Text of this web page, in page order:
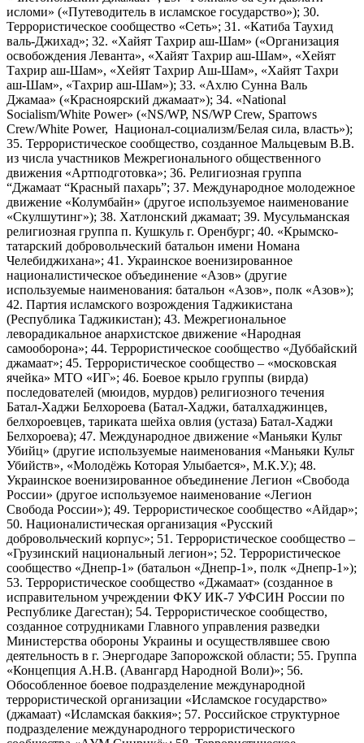
исломи» («Путеводитель в исламское государство»); 30.
Террористическое сообщество «Сеть»; 31. «Катиба Таухид
валь-Джихад»; 32. «Хайят Тахрир аш-Шам» («Организация
освобождения Леванта», «Хайят Тахрир аш-Шам», «Хейят
Тахрир аш-Шам», «Хейят Тахрир Аш-Шам», «Хайят Тахри
аш-Шам», «Тахрир аш-Шам»); 33. «Ахлю Сунна Валь
Джамаа» («Красноярский джамаат»); 34. «National
Socialism/White Power» («NS/WP, NS/WP Crew, Sparrows
Crew/White Power, Национал-социализм/Белая сила, власть»);
35. Террористическое сообщество, созданное Мальцевым В.В.
из числа участников Межрегионального общественного
движения «Артподготовка»; 36. Религиозная группа
“Джамаат “Красный пахарь”; 37. Международное молодежное
движение «Колумбайн» (другое используемое наименование
«Скулшутинг»); 38. Хатлонский джамаат; 39. Мусульманская
религиозная группа п. Кушкуль г. Оренбург; 40. «Крымско-
татарский добровольческий батальон имени Номана
Челебиджихана»; 41. Украинское военизированное
националистическое объединение «Азов» (другие
используемые наименования: батальон «Азов», полк «Азов»);
42. Партия исламского возрождения Таджикистана
(Республика Таджикистан); 43. Межрегиональное
леворадикальное анархистское движение «Народная
самооборона»; 44. Террористическое сообщество «Дуббайский
джамаат»; 45. Террористическое сообщество – «московская
ячейка» МТО «ИГ»; 46. Боевое крыло группы (вирда)
последователей (мюидов, мурдов) религиозного течения
Батал-Хаджи Белхороева (Батал-Хаджи, баталхаджинцев,
белхороевцев, тариката шейха овлия (устаза) Батал-Хаджи
Белхороева); 47. Международное движение «Маньяки Культ
Убийц» (другие используемые наименования «Маньяки Культ
Убийств», «Молодёжь Которая Улыбается», М.К.У.); 48.
Украинское военизированное объединение Легион «Свобода
России» (другое используемое наименование «Легион
Свобода России»); 49. Террористическое сообщество «Айдар»;
50. Националистическая организация «Русский
добровольческий корпус»; 51. Террористическое сообщество –
«Грузинский национальный легион»; 52. Террористическое
сообщество «Днепр-1» (батальон «Днепр-1», полк «Днепр-1»);
53. Террористическое сообщество «Джамаат» (созданное в
исправительном учреждении ФКУ ИК-7 УФСИН России по
Республике Дагестан); 54. Террористическое сообщество,
созданное сотрудниками Главного управления разведки
Министерства обороны Украины и осуществлявшее свою
деятельность в г. Энергодаре Запорожской области; 55. Группа
«Концепция А.Н.В. (Авангард Народной Воли)»; 56.
Обособленное боевое подразделение международной
террористической организации «Исламское государство»
(джамаат) «Исламская баккия»; 57. Российское структурное
подразделение международного террористического